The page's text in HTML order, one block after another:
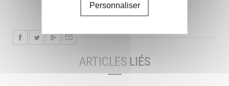
ARTICLES LIÉS
Personnaliser